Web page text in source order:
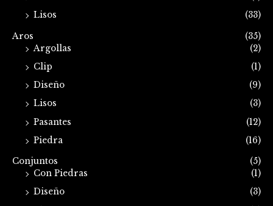
Lisos
(33)
Aros
(35)
Argollas
(2)
Clip
(1)
Diseño
(9)
Lisos
(3)
Pasantes
(12)
Piedra
(16)
Conjuntos
(5)
Con Piedras
(1)
Diseño
(3)